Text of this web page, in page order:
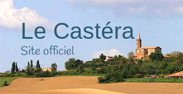
Le Castéra
Site officiel